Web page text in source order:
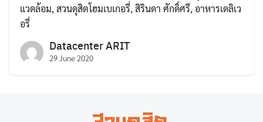
Search
แวดล้อม, สวนดุสิตโฮมเบเกอรี่, สิรินดา ศักดิ์ศรี, อาหารเดลิเว
อรี่
Datacenter ARIT
29 June 2020